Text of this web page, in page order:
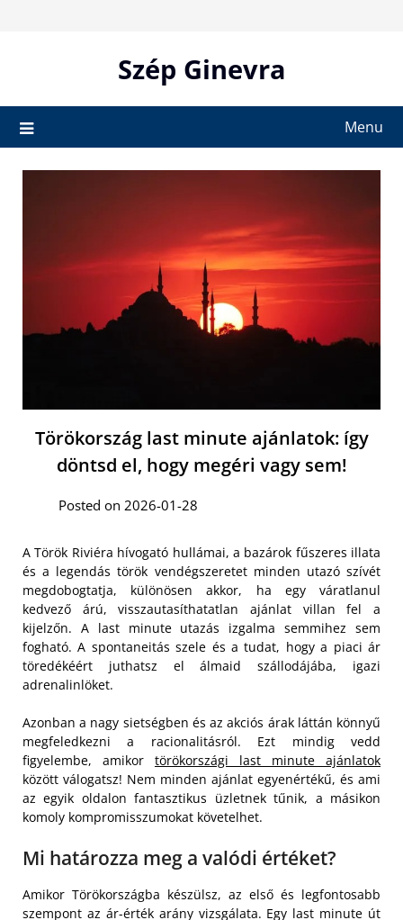
Szép Ginevra
Menu
Törökország last minute ajánlatok: így
döntsd el, hogy megéri vagy sem!
Posted on 2026-01-28
A Török Riviéra hívogató hullámai, a bazárok fűszeres illata
és a legendás török vendégszeretet minden utazó szívét
megdobogtatja, különösen akkor, ha egy váratlanul
kedvező árú, visszautasíthatatlan ajánlat villan fel a
kijelzőn. A last minute utazás izgalma semmihez sem
fogható. A spontaneitás szele és a tudat, hogy a piaci ár
töredékéért juthatsz el álmaid szállodájába, igazi
adrenalinlöket.
Azonban a nagy sietségben és az akciós árak láttán könnyű
megfeledkezni a racionalitásról. Ezt mindig vedd
figyelembe, amikor törökországi last minute ajánlatok
között válogatsz! Nem minden ajánlat egyenértékű, és ami
az egyik oldalon fantasztikus üzletnek tűnik, a másikon
komoly kompromisszumokat követelhet.
Mi határozza meg a valódi értéket?
Amikor Törökországba készülsz, az első és legfontosabb
szempont az ár-érték arány vizsgálata. Egy last minute út